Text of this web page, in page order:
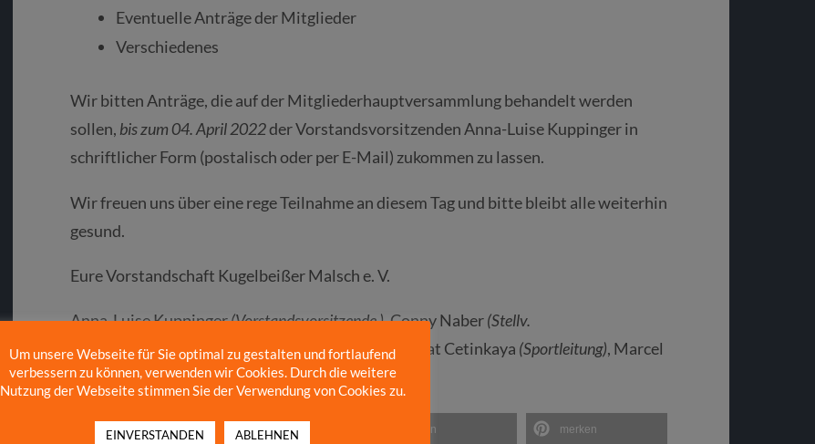
Eventuelle Anträge der Mitglieder
Verschiedenes
Wir bitten Anträge, die auf der Mitgliederhauptversammlung behandelt werden
sollen, bis zum 04. April 2022der Vorstandsvorsitzenden Anna-Luise Kuppinger in
schriftlicher Form (postalisch oder per E-Mail) zukommen zu lassen.
Wir freuen uns über eine rege Teilnahme an diesem Tag und bitte bleibt alle weiterhin
gesund.
Eure Vorstandschaft Kugelbeißer Malsch e. V.
Anna-Luise Kuppinger(Vorstandsvorsitzende ), Conny Naber(Stellv.
Vorstandsvorsitzende), Peter Bullinger(Kassier), Murat Cetinkaya (Sportleitung), Marcel
Brussé(Schriftführer)
teilen teilen teilen merken
Um unsere Webseite für Sie optimal zu gestalten und fortlaufend
verbessern zu können, verwenden wir Cookies. Durch die weitere
Nutzung der Webseite stimmen Sie der Verwendung von Cookies zu.
EINVERSTANDEN ABLEHNEN